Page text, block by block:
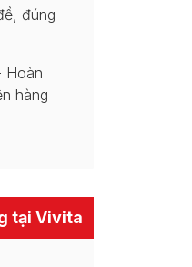
đúng
Hoàn
hàng
tại Vivita